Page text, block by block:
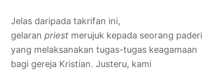
Jelas daripada takrifan ini,
gelaranpriest merujuk kepada seorang paderi
yang melaksanakan tugas-tugas keagamaan
bagi gereja Kristian. Justeru, kami